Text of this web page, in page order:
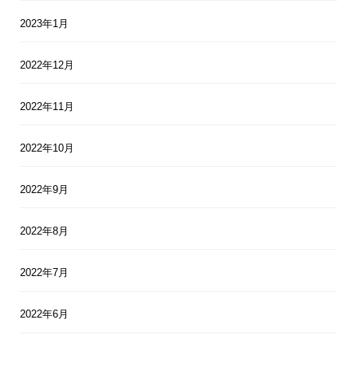
2023年1月
2022年12月
2022年11月
2022年10月
2022年9月
2022年8月
2022年7月
2022年6月